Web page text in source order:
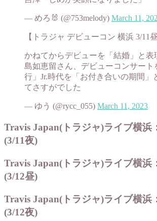
— めろ🐰 (@753melody) March 11,
【トラジャ デビューコン 横浜 3/11昼
かねてからデビューを「結婚」と表
島如恵留さん、デビューコンサート
行」Jr.時代を「お付き合いの期間」
てさすがでした
— ゆう (@rycc_055) March 11, 2023
Travis Japan(トラジャ)ライブ横浜
(3/11夜)
Travis Japan(トラジャ)ライブ横浜
(3/12昼)
Travis Japan(トラジャ)ライブ横浜
(3/12夜)